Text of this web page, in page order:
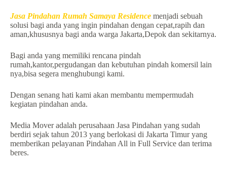
Jasa Pindahan Rumah Samaya Residence menjadi sebuah
solusi bagi anda yang ingin pindahan dengan cepat,rapih dan
aman,khususnya bagi anda warga Jakarta,Depok dan sekitarnya.
Bagi anda yang memiliki rencana pindah
rumah,kantor,pergudangan dan kebutuhan pindah komersil lain
nya,bisa segera menghubungi kami.
Dengan senang hati kami akan membantu mempermudah
kegiatan pindahan anda.
Media Mover adalah perusahaan Jasa Pindahan yang sudah
berdiri sejak tahun 2013 yang berlokasi di Jakarta Timur yang
memberikan pelayanan Pindahan All in Full Service dan terima
beres.